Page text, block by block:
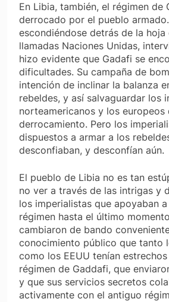
En Libia, también, el régimen de
derrocado por el pueblo armado.
escondiéndose detrás de la
llamadas Naciones Unidas,
hizo evidente que Gadafi se
dificultades. Su campaña de
intención de inclinar la balanza
rebeldes, y así salvaguardar los
norteamericanos y los europeos
derrocamiento. Pero los
dispuestos a armar a los
desconfiaban, y desconfían aún.
El pueblo de Libia no es tan
no ver a través de las intrigas y
los imperialistas que apoyaban
régimen hasta el último
cambiaron de bando
conocimiento público que tanto
como los EEUU tenían
régimen de Gaddafi, que
y que sus servicios secretos
activamente con el antiguo